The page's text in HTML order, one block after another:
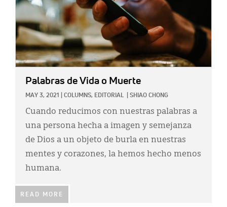
Palabras de Vida o Muerte
MAY 3, 2021 COLUMNS, EDITORIAL SHIAO CHONG
Cuando reducimos con nuestras palabras a
una persona hecha a imagen y semejanza
de Dios a un objeto de burla en nuestras
mentes y corazones, la hemos hecho menos
humana.
READ MORE